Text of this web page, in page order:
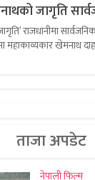
जागृति
राजधानीमा
खेमनाथ
ताजा अपडेट
नेपाली फिल्म